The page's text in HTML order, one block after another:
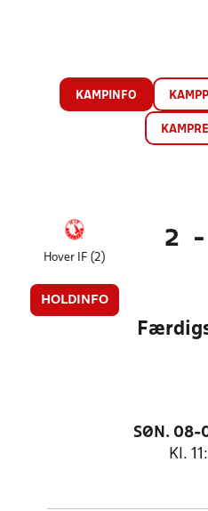
KAMPINFO
Hover IF (2)
HOLDINFO
2 -
SØN. 08-
Kl.